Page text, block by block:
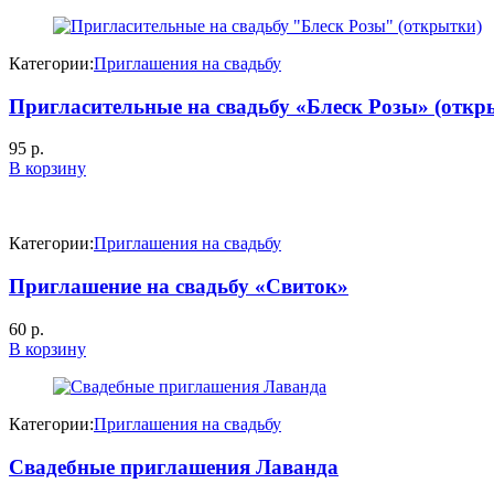
Категории:Приглашения на свадьбу
Пригласительные на свадьбу «Блеск Розы»
95 р.
В корзину
Категории:Приглашения на свадьбу
Приглашение на свадьбу «Свиток»
60 р.
В корзину
Категории:Приглашения на свадьбу
Свадебные приглашения Лаванда